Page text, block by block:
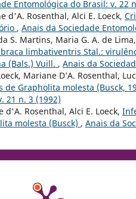
Entomológica do Brasil: v. 22
d'A. Rosenthal, Alci E. Loeck,
, Anais da Sociedade
S. Martins, Maria G. A. de Lima,
limbativentris Stal.:
(Bals.) Vuill. , Anais da
Mariane D’A. Rosenthal,
de Grapholita molesta (Busck,
21 n. 3 (1992)
d'A. Rosenthal, Alci E. Loeck,
molesta (Busck) , Anais da